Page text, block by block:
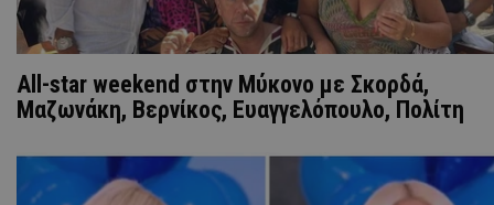
All-star weekend στην Μύκονο με Σκορδά,
Mαζωνάκη, Βερνίκος, Ευαγγελόπουλο, Πολίτη